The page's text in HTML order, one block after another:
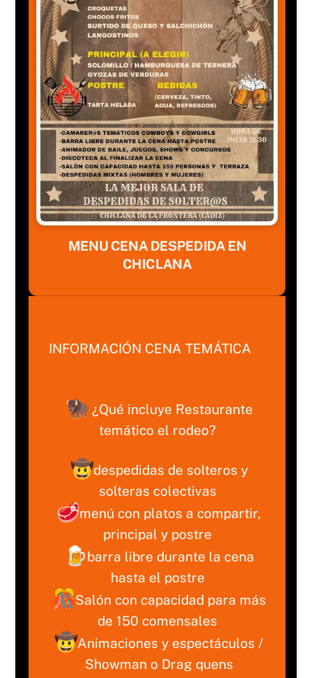
MENU CENA DESPEDIDA EN
CHICLANA
INFORMACIÓN CENA TEMÁTICA
¿Qué incluye Restaurante
temático el rodeo?
despedidas de solteros y
solteras colectivas
menú con platos a compartir,
principal y postre
barra libre durante la cena
hasta el postre
Salón con capacidad para más
de 150 comensales
Animaciones y espectáculos /
Showman o Drag quens